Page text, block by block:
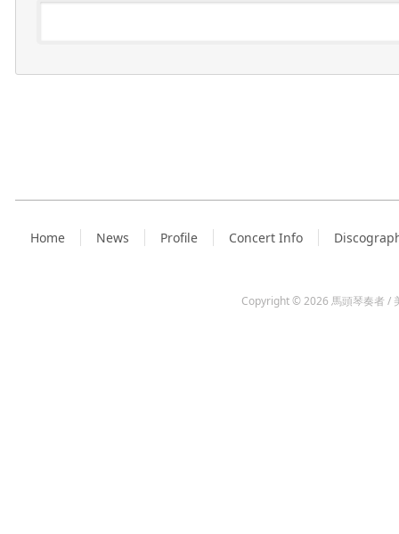
Home News Profile Concert Info
Copyright © 2026 馬頭琴奏者 /